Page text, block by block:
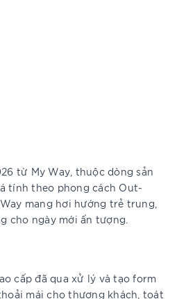
từ My Way, thuộc dòng sản
tính theo phong cách Out-
mang hơi hướng trẻ trung,
cho ngày mới ấn tượng.
cấp đã qua xử lý và tạo form
mái cho thượng khách, toát